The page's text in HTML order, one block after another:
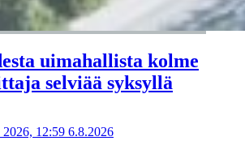
uimahallista kolme
selviää syksyllä
12:59 6.8.2026